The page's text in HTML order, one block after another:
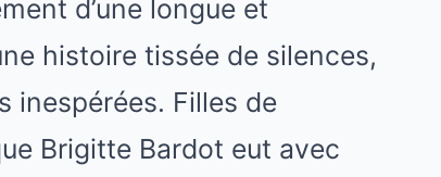
d’une longue et
histoire tissée de silences,
inespérées. Filles de
Brigitte Bardot eut avec